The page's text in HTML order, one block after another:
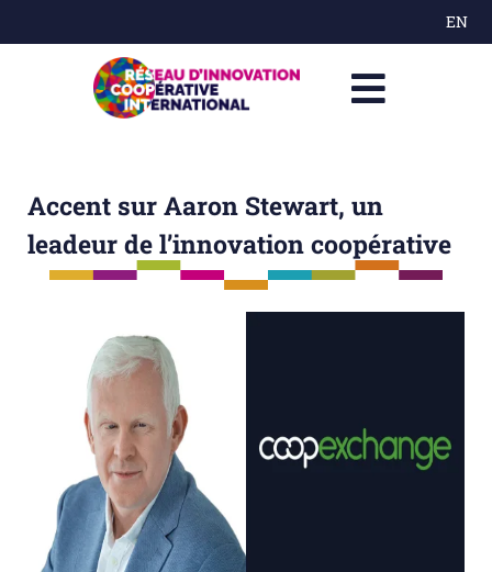
EN
Accent sur Aaron Stewart, un
leadeur de l’innovation coopérative